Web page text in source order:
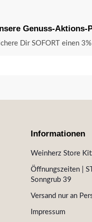
Genuss-Aktions-
Dir SOFORT einen
Informationen
Weinherz Store
Öffnungszeiten |
Sonngrub 39
Versand nur an
Impressum